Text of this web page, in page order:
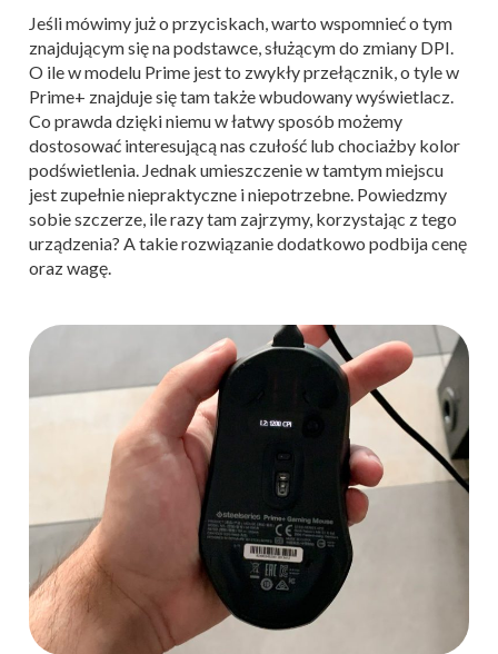
Jeśli mówimy już o przyciskach, warto wspomnieć o tym
znajdującym się na podstawce, służącym do zmiany DPI.
O ile w modelu Prime jest to zwykły przełącznik, o tyle w
Prime+ znajduje się tam także wbudowany wyświetlacz.
Co prawda dzięki niemu w łatwy sposób możemy
dostosować interesującą nas czułość lub chociażby kolor
podświetlenia. Jednak umieszczenie w tamtym miejscu
jest zupełnie niepraktyczne i niepotrzebne. Powiedzmy
sobie szczerze, ile razy tam zajrzymy, korzystając z tego
urządzenia? A takie rozwiązanie dodatkowo podbija cenę
oraz wagę.